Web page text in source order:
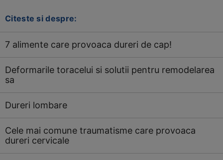
Citeste si despre:
7 alimente care provoaca dureri de cap!
Deformarile toracelui si solutii pentru remodelarea
sa
Dureri lombare
Cele mai comune traumatisme care provoaca
dureri cervicale